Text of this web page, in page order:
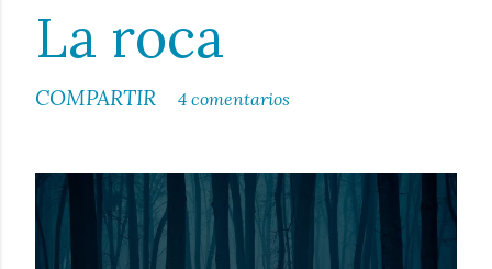
La roca
COMPARTIR 4 comentarios